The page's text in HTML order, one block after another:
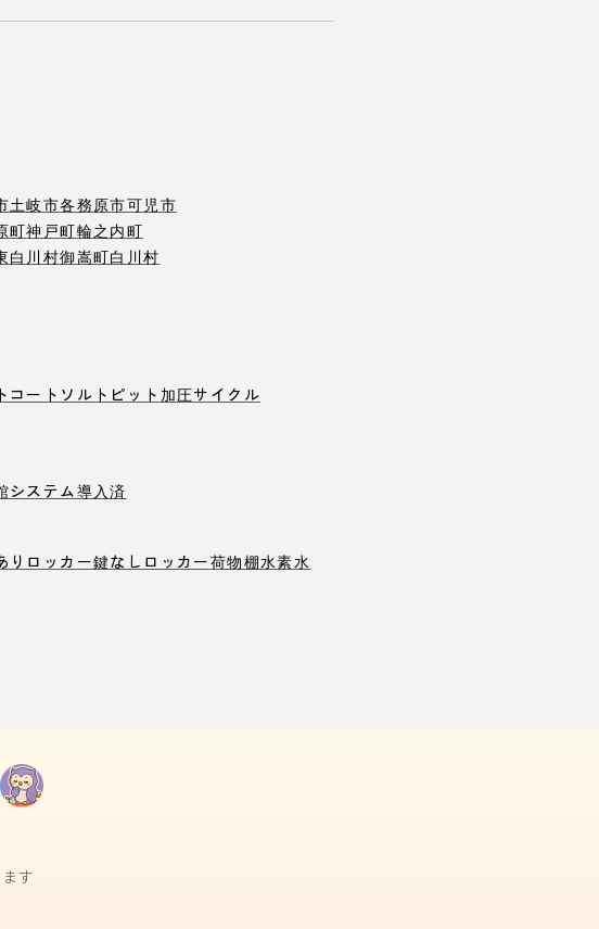
土岐市各務原市可児市
町神戸町輪之内町
白川村御嵩町白川村
コート ソルトピット 加圧サイクル
システム導入済
りロッカー鍵なしロッカー荷物棚水素水
す